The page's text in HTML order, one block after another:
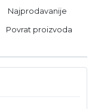
Najprodavanije
Povrat proizvoda